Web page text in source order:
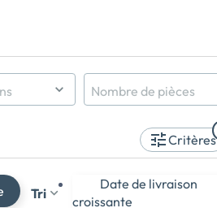
2 pièces et +
4 pièces et +
Nombre de pièces
Critères
Tri
Date de livraison
croissante